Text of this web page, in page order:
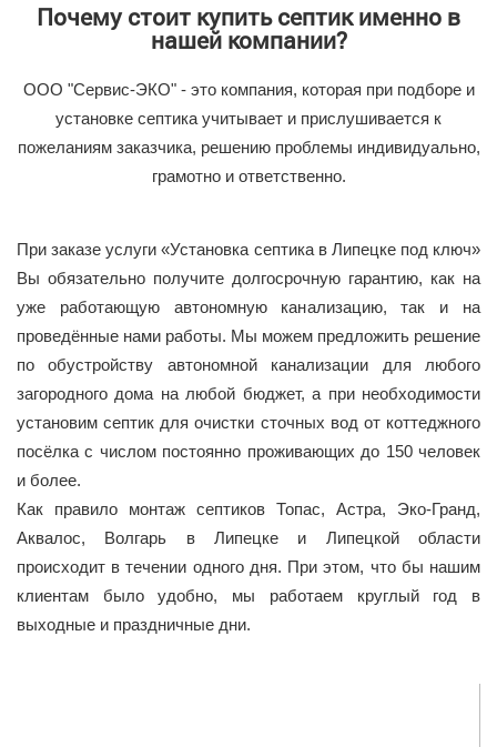
Почему стоит купить септик именно в
нашей компании?
ООО "Сервис-ЭКО" - это компания, которая при подборе и
установке септика учитывает и прислушивается к
пожеланиям заказчика, решению проблемы индивидуально,
грамотно и ответственно.
При заказе услуги «Установка септика в Липецке под ключ»
Вы обязательно получите долгосрочную гарантию, как на
уже работающую автономную канализацию, так и на
проведённые нами работы. Мы можем предложить решение
по обустройству автономной канализации для любого
загородного дома на любой бюджет, а при необходимости
установим септик для очистки сточных вод от коттеджного
посёлка с числом постоянно проживающих до 150 человек
и более.
Как правило монтаж септиков Топас, Астра, Эко-Гранд,
Аквалос, Волгарь в Липецке и Липецкой области
происходит в течении одного дня. При этом, что бы нашим
клиентам было удобно, мы работаем круглый год в
выходные и праздничные дни.